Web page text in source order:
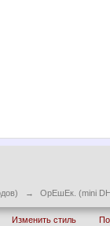
→ ОрЕшЕк. (mini
Изменить стиль